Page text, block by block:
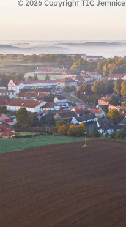
© 2026 Copyright TIC Jemnice